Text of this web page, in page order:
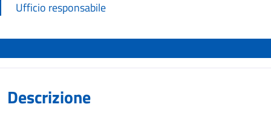
Ufficio responsabile
Descrizione